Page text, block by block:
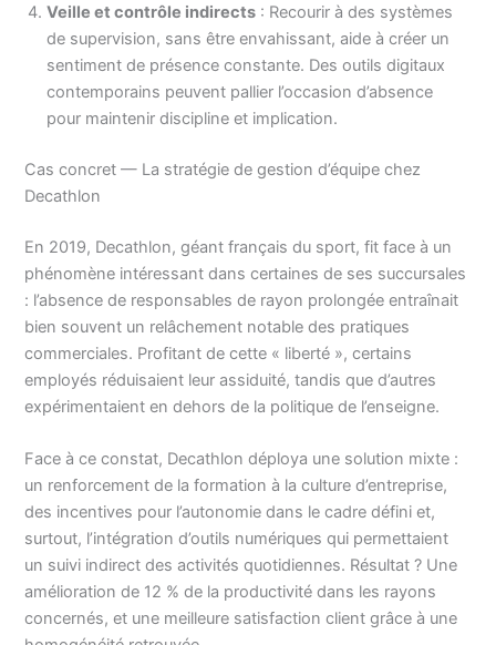
Veille et contrôle indirects : Recourir à des systèmes
de supervision, sans être envahissant, aide à créer un
sentiment de présence constante. Des outils digitaux
contemporains peuvent pallier l’occasion d’absence
pour maintenir discipline et implication.
Cas concret — La stratégie de gestion d’équipe chez
Decathlon
En 2019, Decathlon, géant français du sport, fit face à un
phénomène intéressant dans certaines de ses succursales
: l’absence de responsables de rayon prolongée entraînait
bien souvent un relâchement notable des pratiques
commerciales. Profitant de cette « liberté », certains
employés réduisaient leur assiduité, tandis que d’autres
expérimentaient en dehors de la politique de l’enseigne.
Face à ce constat, Decathlon déploya une solution mixte :
un renforcement de la formation à la culture d’entreprise,
des incentives pour l’autonomie dans le cadre défini et,
surtout, l’intégration d’outils numériques qui permettaient
un suivi indirect des activités quotidiennes. Résultat ? Une
amélioration de 12 % de la productivité dans les rayons
concernés, et une meilleure satisfaction client grâce à une